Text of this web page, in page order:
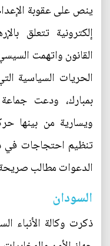
ينص على عقوبة
إلكترونية تتعلق
القانون واتهمت
الحريات السياسية
بمبارك، ودعت
ويسارية من بينها
تنظيم احتجاجات في
الدعوات مطالب
السودان
ذكرت وكالة الأنباء